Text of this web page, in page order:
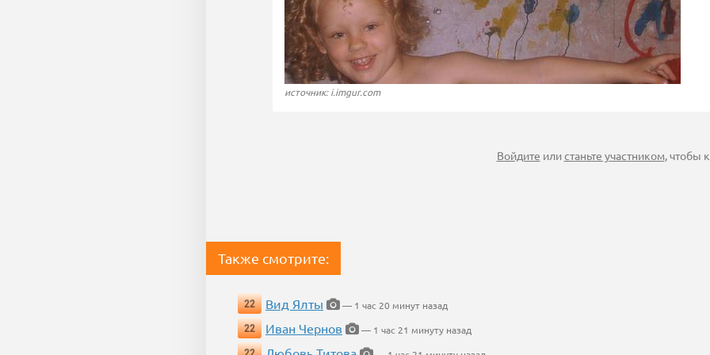
источник: i.imgur.com
Войдите илистаньте участником, чтобы
Также смотрите:
22 Вид Ялты
— 1 час 20 минут назад
22
Иван Чернов
— 1 час 21 минуту назад